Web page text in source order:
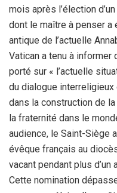
mois après l’élection
dont le maître à penser a
antique de l’actuelle
Vatican a tenu à informer
porté sur « l’actuelle
du dialogue
dans la construction de
la fraternité dans le
audience, le Saint-Siège
évêque français au
vacant pendant plus d’un
Cette nomination